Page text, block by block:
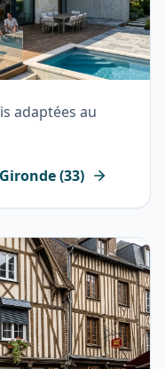
adaptées au
Gironde(33)